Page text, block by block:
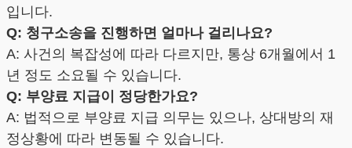
입니다.
Q: 청구소송을 진행하면 얼마나 걸리나요?
A: 사건의 복잡성에 따라 다르지만, 통상 6개월에서 1
년 정도 소요될 수 있습니다.
Q: 부양료 지급이 정당한가요?
A: 법적으로 부양료 지급 의무는 있으나, 상대방의 재
정상황에 따라 변동될 수 있습니다.